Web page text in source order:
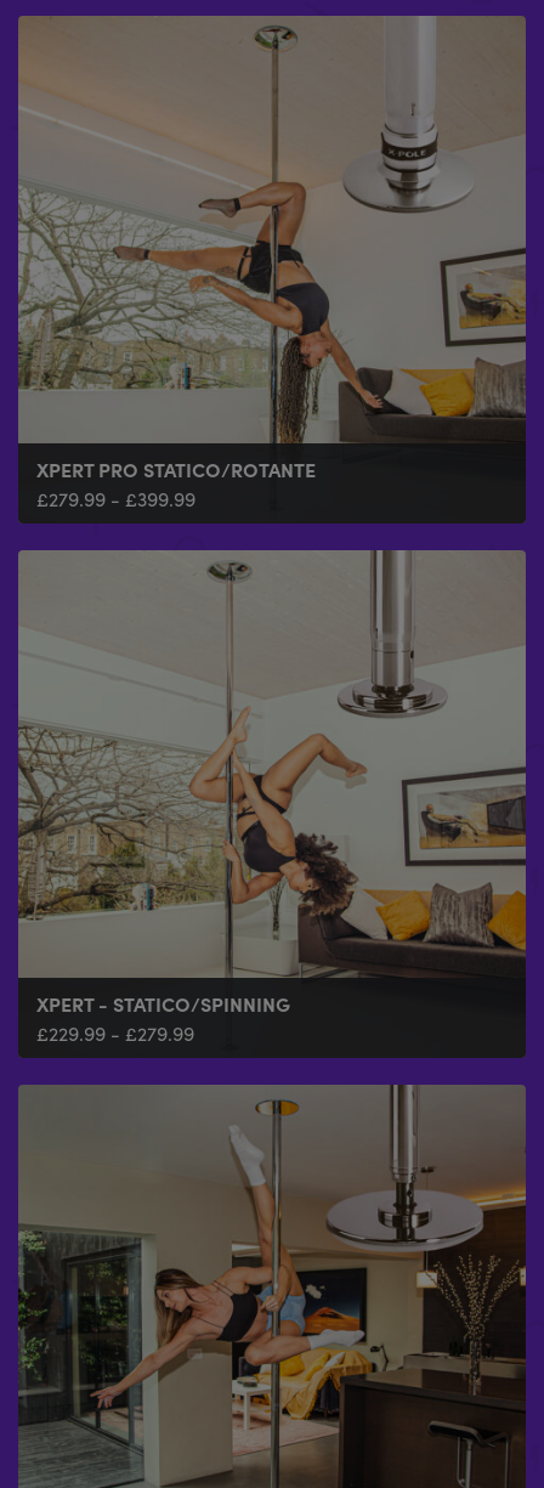
XPERT PRO STATICO/ROTANTE
£279.99 - £399.99
XPERT - STATICO/SPINNING
£229.99 - £279.99